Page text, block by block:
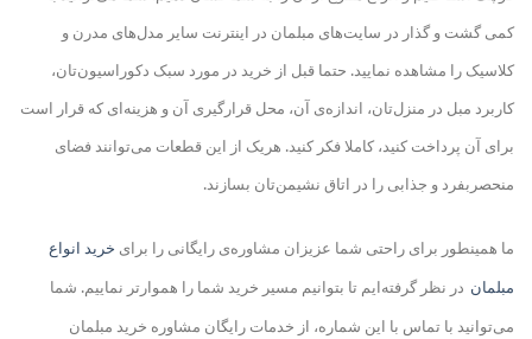
کمی گشت و گذار در سایت‌های مبلمان در اینترنت سایر مدل‌های مدرن و
کلاسیک را مشاهده نمایید. حتما قبل از خرید در مورد سبک دکوراسیون‌تان،
کاربرد مبل در منزل‌تان، اندازه‌ی آن، محل قرارگیری آن و هزینه‌ای که قرار است
برای آن پرداخت کنید، کاملا فکر کنید. هریک از این قطعات می‌توانند فضای
منحصربفرد و جذابی را در اتاق‌ نشیمن‌تان بسازند.
ما همینطور برای راحتی شما عزیزان مشاوره‌ی رایگانی را برای خرید انواع
مبلمان در نظر گرفتهایم تا بتوانیم مسیر خرید شما را هموارتر نماییم. شما
می‌توانید با تماس با این شماره، از خدمات رایگان مشاوره خرید مبلمان